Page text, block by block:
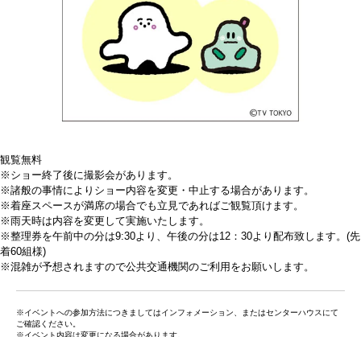
観覧無料
※ショー終了後に撮影会があります。
※諸般の事情によりショー内容を変更・中止する場合があります。
※着座スペースが満席の場合でも立見であればご観覧頂けます。
※雨天時は内容を変更して実施いたします。
※整理券を午前中の分は9:30より、午後の分は12：30より配布致します。(先
着60組様)
※混雑が予想されますので公共交通機関のご利用をお願いします。
※イベントへの参加方法につきましてはインフォメーション、またはセンターハウスにて
ご確認ください。
※イベント内容は変更になる場合があります。